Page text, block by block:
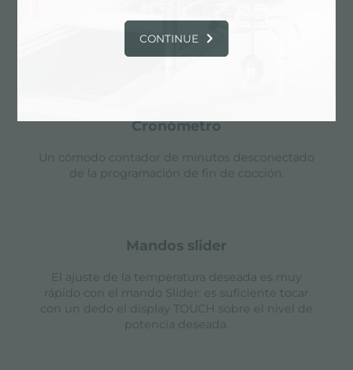
plano. Cada placa está provista de programación
independiente que permite establecer
diferentes tiempos de cocción.
cronómetro
Un cómodo contador de minutos desconectado
de la programación de fin de cocción.
mandos slider
El ajuste de la temperatura deseada es muy
rápido con el mando Slider: es suficiente tocar
con un dedo el display TOUCH sobre el nivel de
potencia deseada.
CONTINUE